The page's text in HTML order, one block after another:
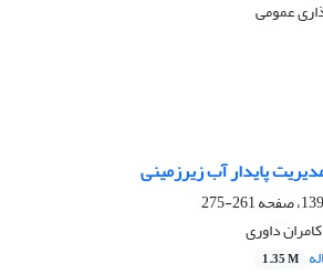
پایدار آب‏ زیرزمینی
261-275
داوری
1.35 M